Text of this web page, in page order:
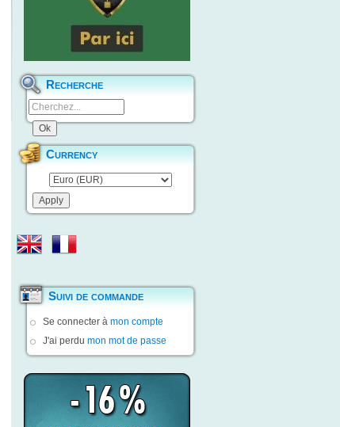
Recherche
Currency
Suivi de commande
Se connecter à mon compte
J'ai perdu mon mot de passe